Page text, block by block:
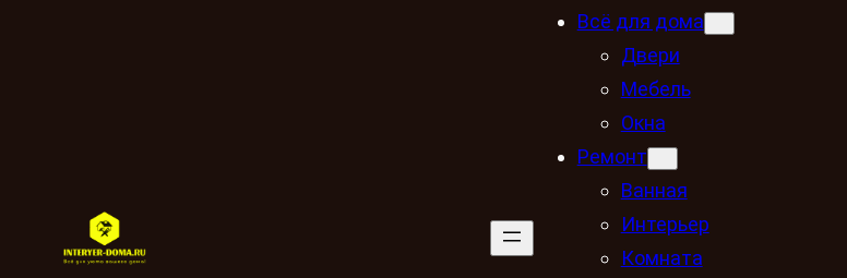
Всё для дома
Двери
Мебель
Окна
Ремонт
Ванная
Интерьер
Комната